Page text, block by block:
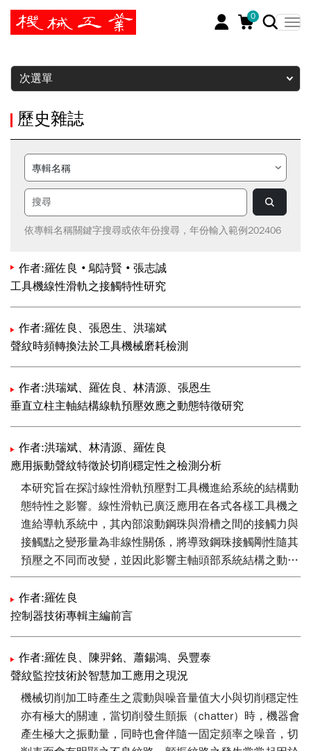
0
暫停
次選單
歷史雜誌
依專輯名稱關鍵字搜尋或依年份搜尋，年份輸入範例202406
作者:羅佐良‧鄔詩賢‧張志誠
工具機線性滑軌之接觸特性研究
作者:羅佐良、張恩生、洪瑞斌
聲紋時頻轉換法於工具機械磨耗檢測
作者:洪瑞斌、羅佐良、林清源、張恩生
垂直立柱主軸結構線軌預壓效應之動態特徵研究
作者:洪瑞斌、林清源、羅佐良
應用振動聲紋特徵於切削穩定性之檢測分析
本研究旨在探討線性滑軌預壓對工具機進給系統的結構動
態特性之影響。線性滑軌已廣泛應用在各式各樣工具機之
進給導軌系統中，其內部滾動鋼珠與滑槽之間的接觸力與
接觸點之變形量為非線性關係，將導致鋼珠接觸剛性隨其
預壓之不同而改變，並因此影響主軸頭部系統結構之動態
特性與切削穩定性。由有限元素分析證實預壓等級較高的
滑塊，因具有較大的接觸剛性，可提升進給機構結構的靜
剛性以及自然振動頻率，並有效增強機柱主軸頭部之動態
剛性及切削穩定性。機械切削加工時產生之震動與噪音量
值大小與切削穩定性亦有極大的關連，本研究利用聲紋展
開判斷是否有加工顫振的現象發生，藉此未來如果在加工
振則自動加（減）切削條件用以避開顫振點，如此可以致
使切削條件保持再最佳的狀況，提昇切削效率，並避免因
人而異的切削條件導致加工效率降低的現象。
作者:羅佐良
控制器技術專輯主編前言
作者:羅佐良、陳羿銘、蕭錫鴻、吳豐泰
聲紋監控技術於智慧加工應用之現況
機械切削加工時產生之震動與噪音量值大小與切削穩定性
亦有極大的關連，當切削發生顫振（chatter）時，機器會
產生極大之振動量，同時也會伴隨一固定頻率之噪音，切